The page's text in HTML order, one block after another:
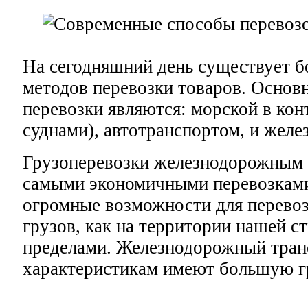
На сегодняшний день существует
методов перевозки товаров.
перевозки являются: морской в
суднами), автотранспортом, и
Грузоперевозки железнодорожным
самыми экономичными
огромные возможности для
грузов, как на территории нашей
пределами. Железнодорожный
характеристикам имеют большую